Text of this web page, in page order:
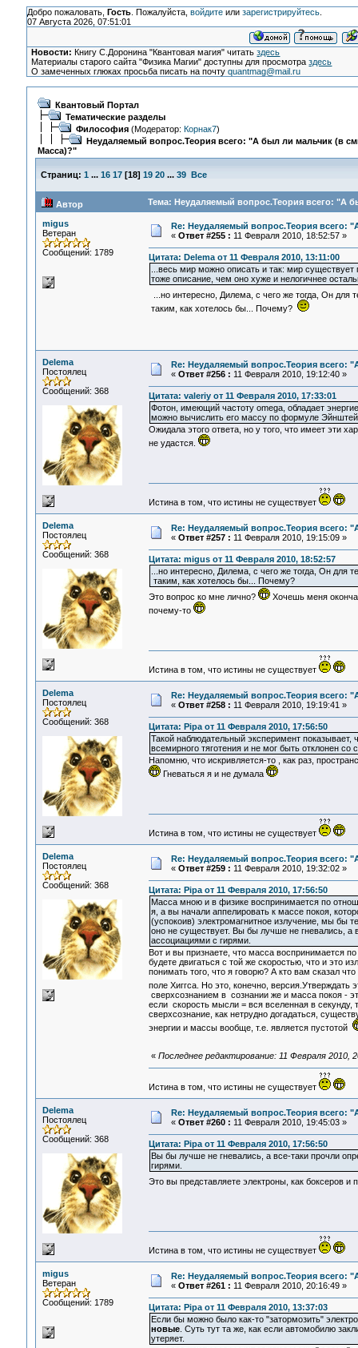
Добро пожаловать, Гость. Пожалуйста, войдитеили зарегистрируйтесь.
07 Августа 2026, 07:51:01
Новости: Книгу С.Доронина "Квантовая магия" читатьздесь
Материалы старого сайта "Физика Магии" доступны для просмотраздесь
О замеченных глюках просьба писать на почтуquantmag@mail.ru
Квантовый Портал
Тематические разделы
Философия(Модератор: Корнак7)
Неудаляемый вопрос.Теория всего: "А был ли мальчик (в
Масса)?"
Страниц: 1 ... 16 17[18] 19 20 ... 39 Все
Автор Тема: Неудаляемый вопрос.Теория всего: "А
migus
Ветеран
Сообщений: 1789
Re: Неудаляемый вопрос.Теория всего:
« Ответ #255 : 11 Февраля 2010, 18:52:57 »
Цитата: Delema от 11 Февраля 2010, 13:11:00
...весь мир можно описать и так: мир существует
тоже описание, чем оно хуже и нелогичнее
...но интересно, Дилема, с чего же тогда, Он
таким, как хотелось бы... Почему?
Delema
Постоялец
Сообщений: 368
Re: Неудаляемый вопрос.Теория всего:
« Ответ #256 : 11 Февраля 2010, 19:12:40 »
Цитата: valeriy от 11 Февраля 2010, 17:33:01
Фотон, имеющий частоту omega, обладает
можно вычислить его массу по формуле
Ожидала этого ответа, но у того, что имеет эти
не удастся.
Истина в том, что истины не существует
Delema
Постоялец
Сообщений: 368
Re: Неудаляемый вопрос.Теория всего:
« Ответ #257 : 11 Февраля 2010, 19:15:09 »
Цитата: migus от 11 Февраля 2010, 18:52:57
...но интересно, Дилема, с чего же тогда, Он
таким, как хотелось бы... Почему?
Это вопрос ко мне лично?
Хочешь меня
почему-то
Истина в том, что истины не существует
Delema
Постоялец
Сообщений: 368
Re: Неудаляемый вопрос.Теория всего:
« Ответ #258 : 11 Февраля 2010, 19:19:41 »
Цитата: Pipa от 11 Февраля 2010, 17:56:50
Такой наблюдательный эксперимент показывает,
всемирного тяготения и не мог быть отклонен со
Напомню, что искривляется-то , как раз,
Гневаться я и не думала
Истина в том, что истины не существует
Delema
Постоялец
Сообщений: 368
Re: Неудаляемый вопрос.Теория всего:
« Ответ #259 : 11 Февраля 2010, 19:32:02 »
Цитата: Pipa от 11 Февраля 2010, 17:56:50
Масса мною и в физике воспринимается по
я, а вы начали аппелировать к массе покоя,
(успокоив) электромагнитное излучение, мы бы
оно не существует. Вы бы лучше не гневались, а
ассоциациями с гирями.
Вот и вы признаете, что масса воспринимается
будете двигаться с той же скоростью, что и это
понимать того, что я говорю? А кто вам сказал
поле Хиггса. Но это, конечно, версия.Утверждать
сверхсознанием в сознании же и масса покоя -
если скорость мысли = вся вселенная в
сверхсознание, как нетрудно догадаться,
энергии и массы вообще, т.е. является пустотой
« Последнее редактирование: 11 Февраля 2010,
Истина в том, что истины не существует
Delema
Постоялец
Сообщений: 368
Re: Неудаляемый вопрос.Теория всего:
« Ответ #260 : 11 Февраля 2010, 19:45:03 »
Цитата: Pipa от 11 Февраля 2010, 17:56:50
Вы бы лучше не гневались, а все-таки прочли
гирями.
Это вы представляете электроны, как боксеров и
Истина в том, что истины не существует
migus
Ветеран
Сообщений: 1789
Re: Неудаляемый вопрос.Теория всего:
« Ответ #261 : 11 Февраля 2010, 20:16:49 »
Цитата: Pipa от 11 Февраля 2010, 13:37:03
Если бы можно было как-то "затормозить"
новые. Суть тут та же, как если автомобилю
утеряет.